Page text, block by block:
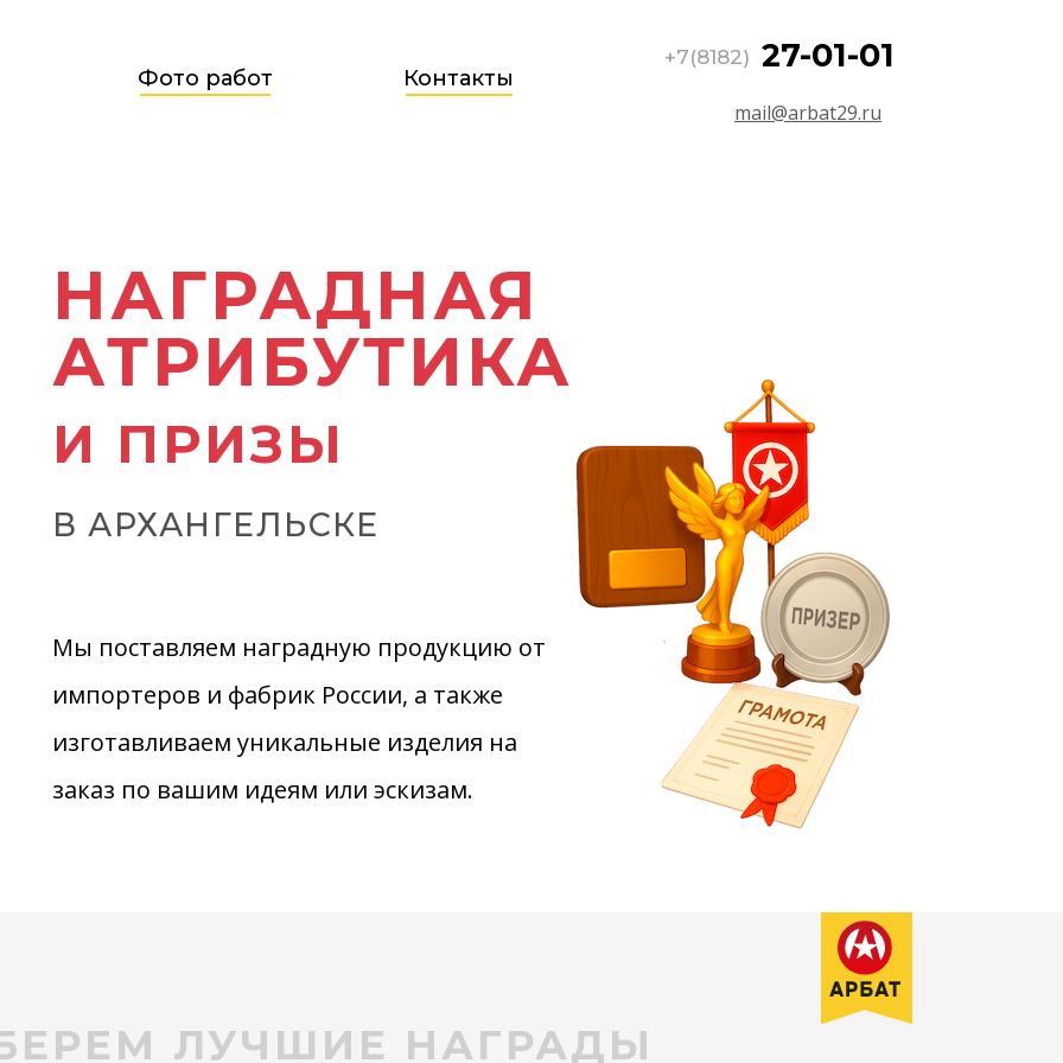
Фото работ
Контакты
mail@arbat29.ru
27-01-01
+7(8182)
НАГРАДНАЯ
АТРИБУТИКА
И ПРИЗЫ
В АРХАНГЕЛЬСКЕ
Мы поставляем наградную продукцию от
импортеров и фабрик России, а также
изготавливаем уникальные изделия на
заказ по вашим идеям или эскизам.
ЛУЧШИЕ НАГРАДЫ